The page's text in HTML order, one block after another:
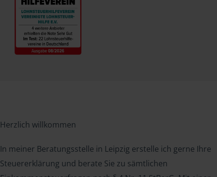
Herzlich willkommen
In meiner Beratungsstelle in Leipzig erstelle ich gerne Ihre
Steuererklärung und berate Sie zu sämtlichen